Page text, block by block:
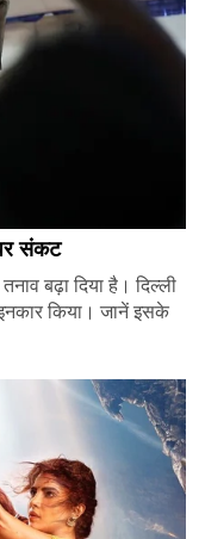
संकट
बढ़ा दिया है। दिल्ली
किया। जानें इसके